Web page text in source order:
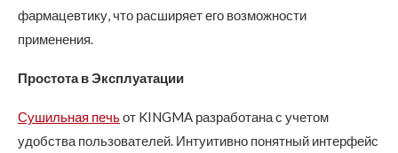
фармацевтику, что расширяет его возможности
применения.
Простота в Эксплуатации
Сушильная печьот KINGMA разработана с учетом
удобства пользователей. Интуитивно понятный интерфейс